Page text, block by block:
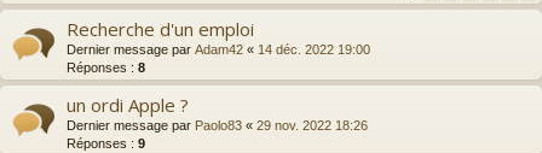
Recherche d'un emploi
Dernier message par Adam42 « 14 déc. 2022 19:00
Réponses : 8
un ordi Apple ?
Dernier message par Paolo83 « 29 nov. 2022 18:26
Réponses : 9